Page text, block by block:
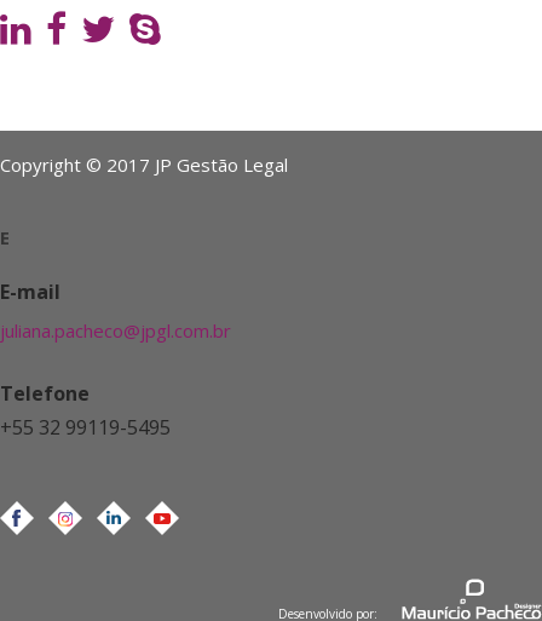
Copyright © 2017 JP Gestão Legal
E
E-mail
juliana.pacheco@jpgl.com.br
Telefone
+55 32 99119-5495
Desenvolvido por: